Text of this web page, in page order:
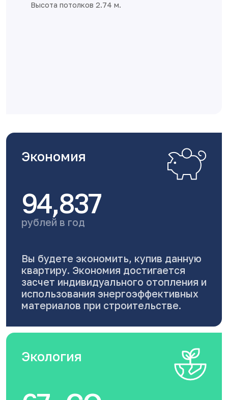
Высота потолков 2.74 м.
Экономия
94,837
рублей в год
Вы будете экономить, купив данную
квартиру. Экономия достигается
засчет индивидуального отопления и
использования энергоэффективных
материалов при строительстве.
Экология